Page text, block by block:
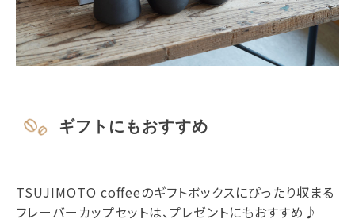
ギフトにもおすすめ
TSUJIMOTO coffeeのギフトボックスにぴったり収まる
フレーバーカップセットは、プレゼントにもおすすめ♪